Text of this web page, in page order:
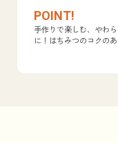
手作りで楽しむ、やわ
に！はちみつのコクの